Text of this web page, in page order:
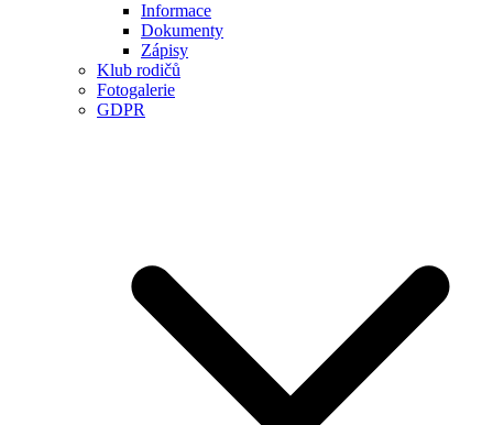
Informace
Dokumenty
Zápisy
Klub rodičů
Fotogalerie
GDPR